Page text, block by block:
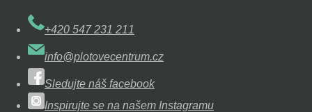
+420 547 231 211
info@plotovecentrum.cz
Sledujte náš facebook
Inspirujte se na našem Instagramu